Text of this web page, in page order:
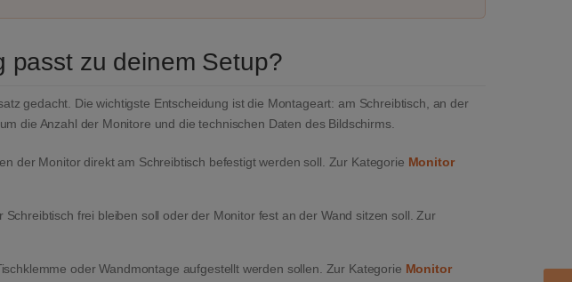
passt zu deinem Setup?
gedacht. Die wichtigste Entscheidung ist die Montageart: am Schreibtisch, an der
die Anzahl der Monitore und die technischen Daten des Bildschirms.
der Monitor direkt am Schreibtisch befestigt werden soll. Zur Kategorie Monitor
Schreibtisch frei bleiben soll oder der Monitor fest an der Wand sitzen soll. Zur
oder Wandmontage aufgestellt werden sollen. Zur Kategorie Monitor